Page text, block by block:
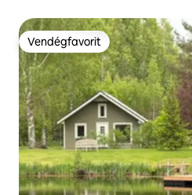
Vendégfavorit
Vendégfavorit